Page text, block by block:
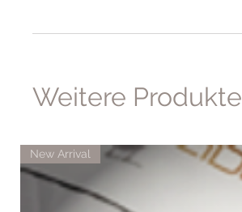
Weitere Produkte
New Arrival